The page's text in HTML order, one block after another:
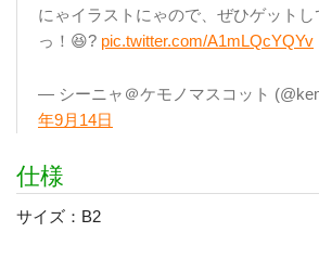
にゃイラストにゃので、ぜひゲット
っ！😆? pic.twitter.com/A1mLQcYQYv
— シーニャ＠ケモノマスコット
年9月14日
仕様
サイズ：B2